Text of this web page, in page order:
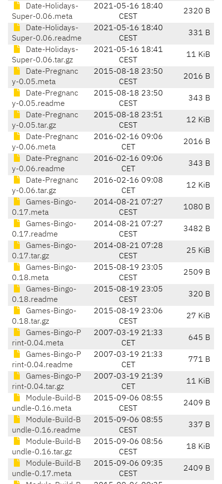
Date-Holidays-
Super-0.06.meta
2021-05-16 18:40
CEST
2320 B
Date-Holidays-
Super-0.06.readme
2021-05-16 18:40
CEST
331 B
Date-Holidays-
Super-0.06.tar.gz
2021-05-16 18:41
CEST
11 KiB
Date-Pregnanc
y-0.05.meta
2015-08-18 23:50
CEST
2016 B
Date-Pregnanc
y-0.05.readme
2015-08-18 23:50
CEST
343 B
Date-Pregnanc
y-0.05.tar.gz
2015-08-18 23:51
CEST
12 KiB
Date-Pregnanc
y-0.06.meta
2016-02-16 09:06
CET
2016 B
Date-Pregnanc
y-0.06.readme
2016-02-16 09:06
CET
343 B
Date-Pregnanc
y-0.06.tar.gz
2016-02-16 09:08
CET
12 KiB
Games-Bingo-
0.17.meta
2014-08-21 07:27
CEST
1080 B
Games-Bingo-
0.17.readme
2014-08-21 07:27
CEST
3482 B
Games-Bingo-
0.17.tar.gz
2014-08-21 07:28
CEST
25 KiB
Games-Bingo-
0.18.meta
2015-08-19 23:05
CEST
2509 B
Games-Bingo-
0.18.readme
2015-08-19 23:05
CEST
320 B
Games-Bingo-
0.18.tar.gz
2015-08-19 23:06
CEST
27 KiB
Games-Bingo-P
rint-0.04.meta
2007-03-19 21:33
CET
645 B
Games-Bingo-P
rint-0.04.readme
2007-03-19 21:33
CET
771 B
Games-Bingo-P
rint-0.04.tar.gz
2007-03-19 21:39
CET
11 KiB
Module-Build-B
undle-0.16.meta
2015-09-06 08:55
CEST
2409 B
Module-Build-B
undle-0.16.readme
2015-09-06 08:55
CEST
337 B
Module-Build-B
undle-0.16.tar.gz
2015-09-06 08:56
CEST
18 KiB
Module-Build-B
undle-0.17.meta
2015-09-06 09:35
CEST
2409 B